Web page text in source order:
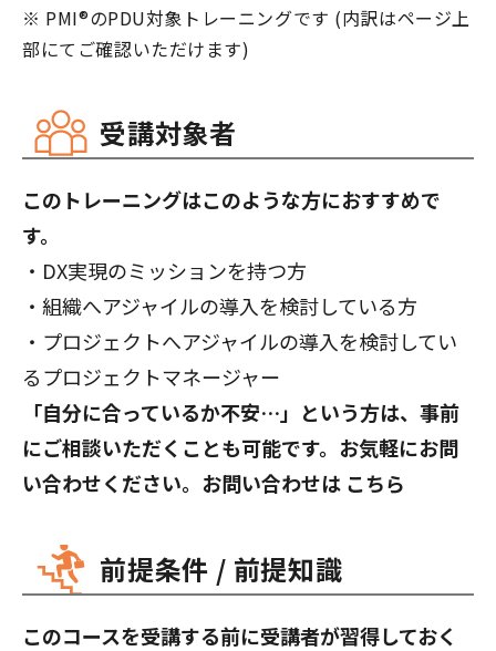
※ PMI®のPDU対象トレーニングです (内訳はページ上
部にてご確認いただけます)
受講対象者
このトレーニングはこのような方におすすめで
す。
・DX実現のミッションを持つ方
・組織へアジャイルの導入を検討している方
・プロジェクトへアジャイルの導入を検討してい
るプロジェクトマネージャー
「自分に合っているか不安…」という方は、事前
にご相談いただくことも可能です。お気軽にお問
い合わせください。お問い合わせは こちら
前提条件 / 前提知識
このコースを受講する前に受講者が習得しておく